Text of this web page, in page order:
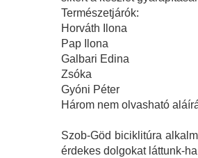
Természetjárók:
Horváth Ilona
Pap Ilona
Galbari Edina
Zsóka
Gyóni Péter
Három nem olvasható
Szob-Göd biciklitúra
érdekes dolgokat láttunk-